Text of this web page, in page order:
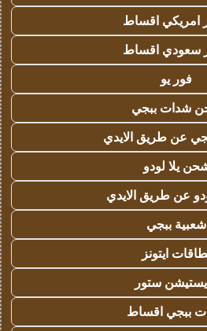
امريكي اقساط
سعودي اقساط
فور يو
شدات ببجي
عن طريق الايدي
يلا لودو
عن طريق الايدي
شعبية ببجي
ايتونز
ستور
ببجي اقساط